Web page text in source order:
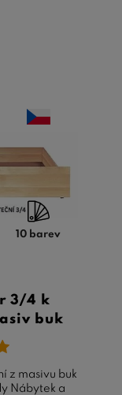
10 barev
3/4 k
buk
z masivu buk
Nábytek a